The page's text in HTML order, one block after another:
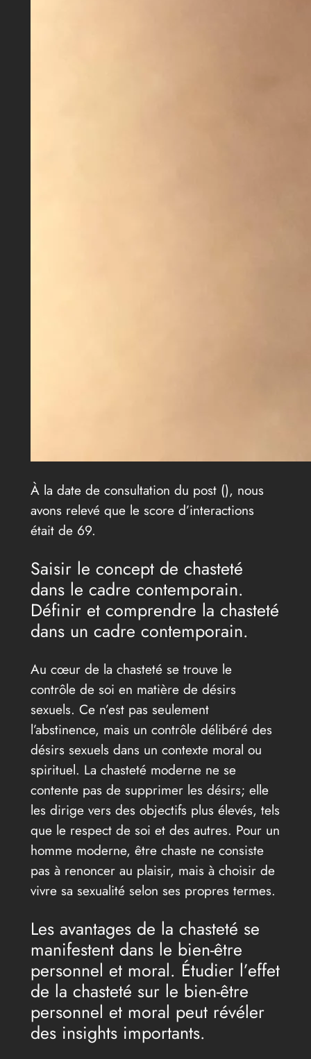
À la date de consultation du post (), nous
avons relevé que le score d’interactions
était de 69.
Saisir le concept de chasteté
dans le cadre contemporain.
Définir et comprendre la chasteté
dans un cadre contemporain.
Au cœur de la chasteté se trouve le
contrôle de soi en matière de désirs
sexuels. Ce n’est pas seulement
l’abstinence, mais un contrôle délibéré des
désirs sexuels dans un contexte moral ou
spirituel. La chasteté moderne ne se
contente pas de supprimer les désirs; elle
les dirige vers des objectifs plus élevés, tels
que le respect de soi et des autres. Pour un
homme moderne, être chaste ne consiste
pas à renoncer au plaisir, mais à choisir de
vivre sa sexualité selon ses propres termes.
Les avantages de la chasteté se
manifestent dans le bien-être
personnel et moral. Étudier l’effet
de la chasteté sur le bien-être
personnel et moral peut révéler
des insights importants.